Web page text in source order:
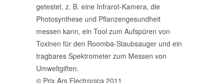
getestet, z. B. eine Infrarot-Kamera, die
Photosynthese und Pflanzengesundheit
messen kann, ein Tool zum Aufspüren von
Toxinen für den Roomba-Staubsauger und ein
tragbares Spektrometer zum Messen von
Umweltgiften.
© Prix Ars Electronica 2011